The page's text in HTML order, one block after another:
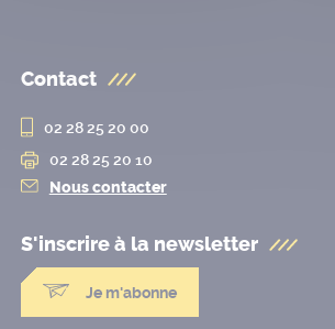
Contact
02 28 25 20 00
02 28 25 20 10
Nous contacter
S'inscrire à la newsletter
Je m'abonne